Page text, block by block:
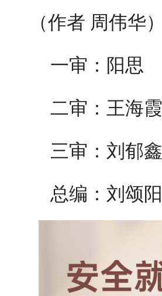
（作者 周伟华）
一审：阳思
二审：王海霞
三审：刘郁鑫
总编：刘颂阳